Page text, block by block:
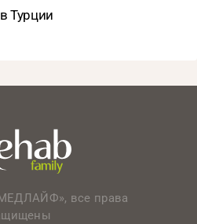
Турции
все права